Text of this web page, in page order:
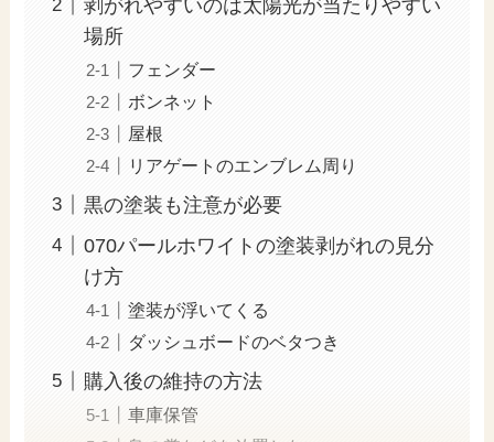
剥がれやすいのは太陽光が当たりやすい
場所
フェンダー
ボンネット
屋根
リアゲートのエンブレム周り
黒の塗装も注意が必要
070パールホワイトの塗装剥がれの見分
け方
塗装が浮いてくる
ダッシュボードのベタつき
購入後の維持の方法
車庫保管